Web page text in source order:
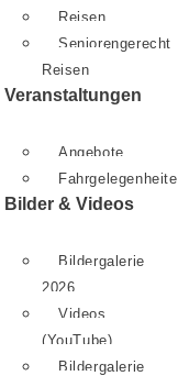
Reisen
Seniorengerecht
Reisen
Veranstaltungen
Angebote
Bilder & Videos
Bildergalerie
2026
Videos
(YouTube)
Bildergalerie